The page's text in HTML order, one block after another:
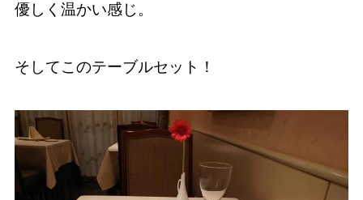
優しく温かい感じ。
そしてこのテーブルセット！